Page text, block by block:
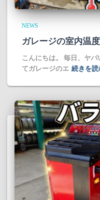
NEWS
ガレージの室内温
こんにちは。 毎日、ヤ
てガレージのエ 続きを